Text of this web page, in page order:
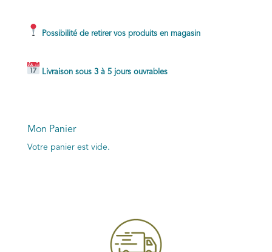
Possibilité de retirer vos produits en magasin
Livraison sous 3 à 5 jours ouvrables
Mon Panier
Votre panier est vide.